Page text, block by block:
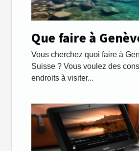
Que faire à
Vous cherchez quoi faire à
Suisse ? Vous voulez des
endroits à visiter...